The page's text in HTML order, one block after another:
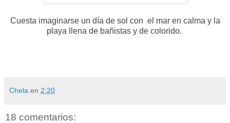
Cuesta imaginarse un día de sol con el mar en calma y la
playa llena de bañistas y de colorido.
Chela en 2:20
18 comentarios: